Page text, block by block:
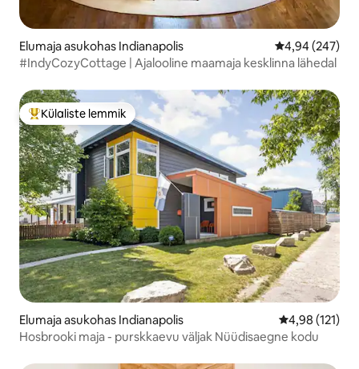
Elumaja asukohas Indianapolis Keskmine
4,94 (247)
#IndyCozyCottage | Ajalooline maamaja kesklinna lähedal
Külaliste suur lemmik
Külaliste lemmik
Elumaja asukohas Indianapolis Keskmine
4,98 (121)
Hosbrooki maja - purskkaevu väljak Nüüdisaegne kodu